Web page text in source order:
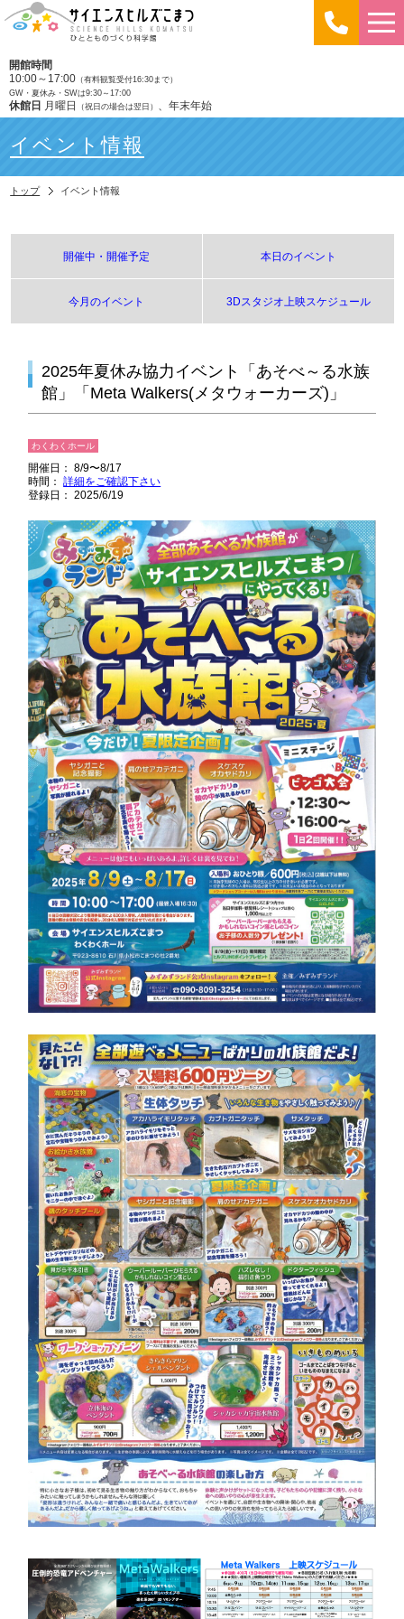
開館時間
10:00～17:00 （有料観覧受付16:30まで）
GW・夏休み・SWは9:30～17:00
休館日 月曜日 （祝日の場合は翌日） 、年末年始
イベント情報
トップ イベント情報
開催中・開催予定 本日のイベント
今月のイベント 3Dスタジオ上映スケジュール
2025年夏休み協力イベント「あそべ～る水族
館」「Meta Walkers(メタウォーカーズ)」
わくわくホール
開催日： 8/9〜8/17
時間：詳細をご確認下さい
登録日： 2025/6/19